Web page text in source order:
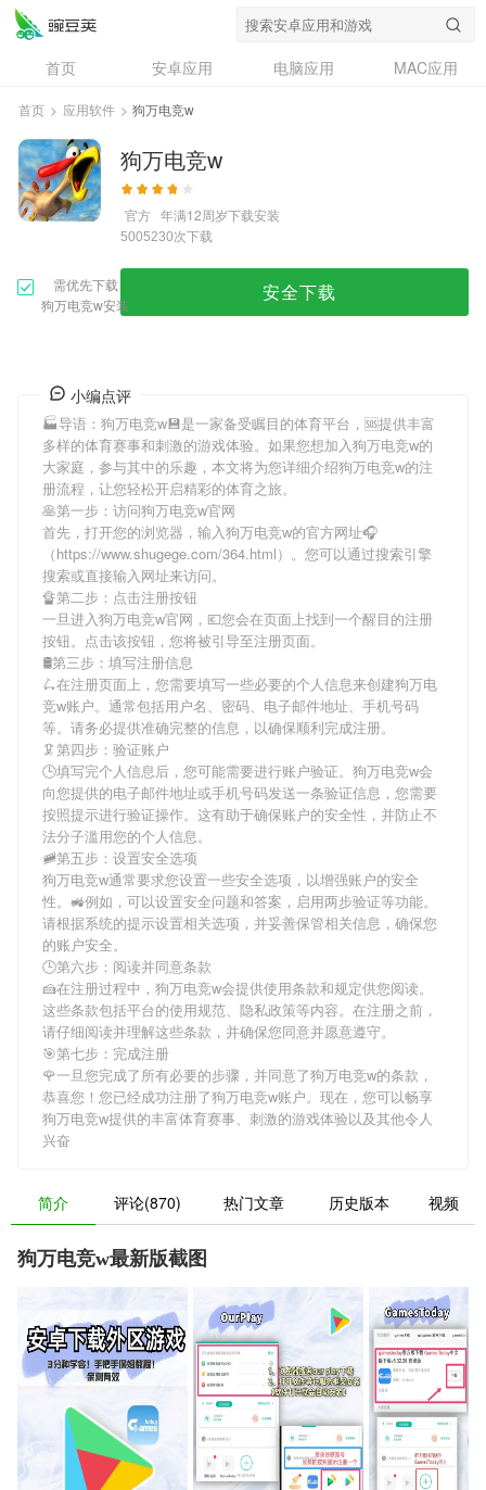
首页 安卓应用 电脑应用
MAC应用
资讯
专题
问答
首页 > 应用软件 > 狗万电竞w
狗万电竞w
官方 年满12周岁下载安装
5005230次下载
需优先下载
狗万电竞w安装
安全下载
小编点评
🏭导语： 狗万电竞w💾是一家备受瞩目的体育平台，🆘提供丰富
多样的体育赛事和刺激的游戏体验。如果您想加入狗万电竞w的
大家庭，参与其中的乐趣，本文将为您详细介绍狗万电竞w的注
册流程，让您轻松开启精彩的体育之旅。
🥞第一步：访问狗万电竞w官网
首先，打开您的浏览器，输入狗万电竞w的官方网址🎧
（https://www.shugege.com/364.html）。您可以通过搜索引擎
搜索或直接输入网址来访问。
🔏第二步：点击注册按钮
一旦进入狗万电竞w官网，💶您会在页面上找到一个醒目的注册
按钮。点击该按钮，您将被引导至注册页面。
🛢第三步：填写注册信息
🛴在注册页面上，您需要填写一些必要的个人信息来创建狗万电
竞w账户。通常包括用户名、密码、电子邮件地址、手机号码
等。请务必提供准确完整的信息，以确保顺利完成注册。
🦑第四步：验证账户
🕒填写完个人信息后，您可能需要进行账户验证。 狗万电竞w会
向您提供的电子邮件地址或手机号码发送一条验证信息，您需要
按照提示进行验证操作。这有助于确保账户的安全性，并防止不
法分子滥用您的个人信息。
🚞第五步：设置安全选项
狗万电竞w通常要求您设置一些安全选项，以增强账户的安全
性。🚜例如，可以设置安全问题和答案，启用两步验证等功能。
请根据系统的提示设置相关选项，并妥善保管相关信息，确保您
的账户安全。
🕒第六步：阅读并同意条款
🍰在注册过程中， 狗万电竞w会提供使用条款和规定供您阅读。
这些条款包括平台的使用规范、隐私政策等内容。在注册之前，
请仔细阅读并理解这些条款，并确保您同意并愿意遵守。
🎯第七步：完成注册
🌹一旦您完成了所有必要的步骤，并同意了狗万电竞w的条款，
恭喜您！您已经成功注册了狗万电竞w账户。现在，您可以畅享
狗万电竞w提供的丰富体育赛事、刺激的游戏体验以及其他令人
兴奋
简介 评论(870) 热门文章 历史版本 视频
狗万电竞w最新版截图